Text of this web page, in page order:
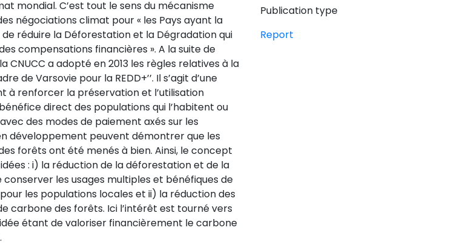
mondial. C’est tout le sens du mécanisme
négociations climat pour « les Pays ayant la
réduire la Déforestation et la Dégradation qui
compensations financières ». A la suite de
CNUCC a adopté en 2013 les règles relatives à la
de Varsovie pour la REDD+’’. Il s’agit d’une
à renforcer la préservation et l’utilisation
direct des populations qui l’habitent ou
des modes de paiement axés sur les
développement peuvent démontrer que les
forêts ont été menés à bien. Ainsi, le concept
idées : i) la réduction de la déforestation et de la
les usages multiples et bénéfiques de
les populations locales et ii) la réduction des
carbone des forêts. Ici l’intérêt est tourné vers
étant de valoriser financièrement le carbone
Publication type
Report